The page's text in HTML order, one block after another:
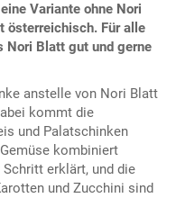
Variante ohne Nori
österreichisch. Für alle
Nori Blatt gut und gerne
anstelle von Nori Blatt
kommt die
und Palatschinken
kombiniert
erklärt, und die
und Zucchini sind